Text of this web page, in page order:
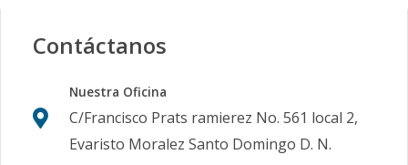
Contáctanos
Nuestra Oficina
C/Francisco Prats ramierez No. 561 local 2,
Evaristo Moralez Santo Domingo D. N.